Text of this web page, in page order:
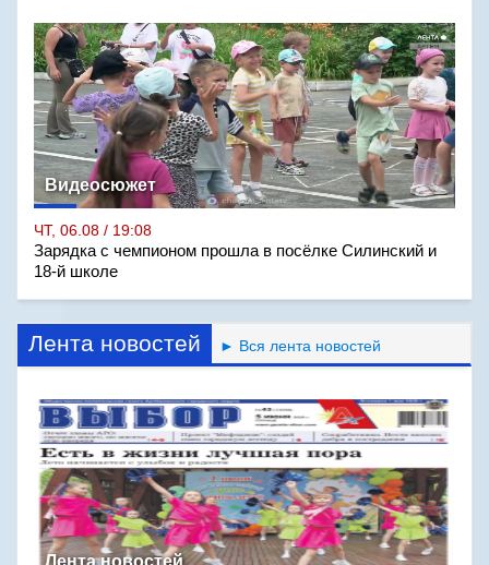
Видеосюжет
ЧТ, 06.08 / 19:08
Зарядка с чемпионом прошла в посёлке Силинский и
18-й школе
Лента новостей ► Вся лента новостей
Лента новостей